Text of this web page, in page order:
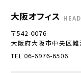
大阪オフィス
〒542-0076
大阪府大阪市中央区難
TEL 06-6976-6506